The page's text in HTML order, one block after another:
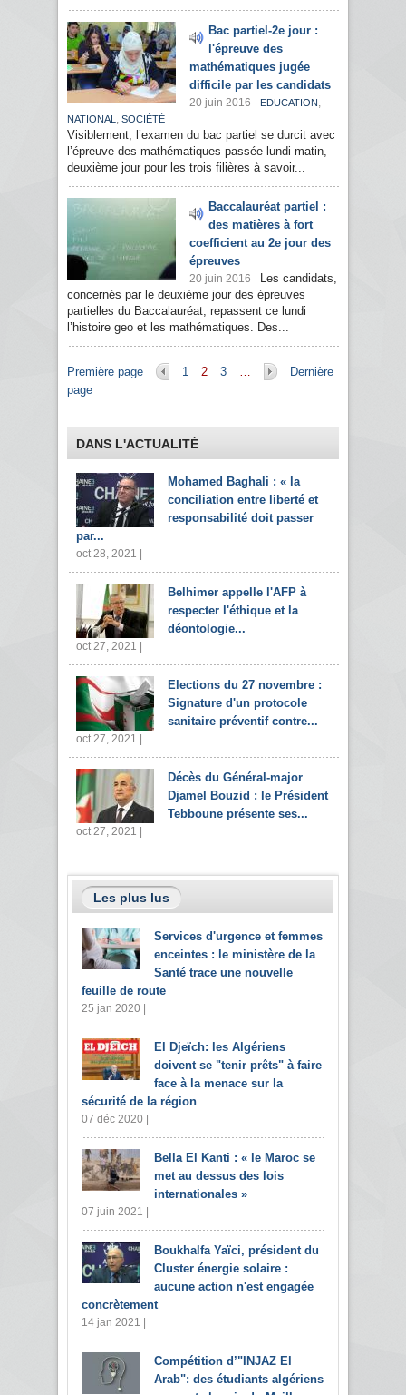
Bac partiel-2e jour :
l'épreuve des
mathématiques jugée
difficile par les candidats
20 juin 2016 EDUCATION ,
NATIONAL , SOCIÉTÉ
Visiblement, l’examen du bac partiel se durcit avec
l’épreuve des mathématiques passée lundi matin,
deuxième jour pour les trois filières à savoir...
Baccalauréat partiel :
des matières à fort
coefficient au 2e jour des
épreuves
20 juin 2016
Les candidats,
concernés par le deuxième jour des épreuves
partielles du Baccalauréat, repassent ce lundi
l’histoire geo et les mathématiques. Des...
Pages
Première page 1 2 3 …
Dernière
page
DANS L'ACTUALITÉ
Mohamed Baghali : « la
conciliation entre liberté et
responsabilité doit passer
par...
oct 28, 2021 |
Belhimer appelle l'AFP à
respecter l'éthique et la
déontologie...
oct 27, 2021 |
Elections du 27 novembre :
Signature d'un protocole
sanitaire préventif contre...
oct 27, 2021 |
Décès du Général-major
Djamel Bouzid : le Président
Tebboune présente ses...
oct 27, 2021 |
Les plus lus
Services d'urgence et femmes
enceintes : le ministère de la
Santé trace une nouvelle
feuille de route
25 jan 2020 |
El Djeïch: les Algériens
doivent se "tenir prêts" à faire
face à la menace sur la
sécurité de la région
07 déc 2020 |
Bella El Kanti : « le Maroc se
met au dessus des lois
internationales »
07 juin 2021 |
Boukhalfa Yaïci, président du
Cluster énergie solaire :
aucune action n'est engagée
concrètement
14 jan 2021 |
Compétition d’"INJAZ El
Arab": des étudiants algériens